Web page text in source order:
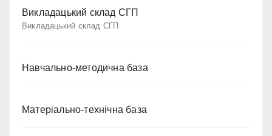
Викладацький склад СГП
Викладацький склад СГП
Навчально-методична база
Матеріально-технічна база